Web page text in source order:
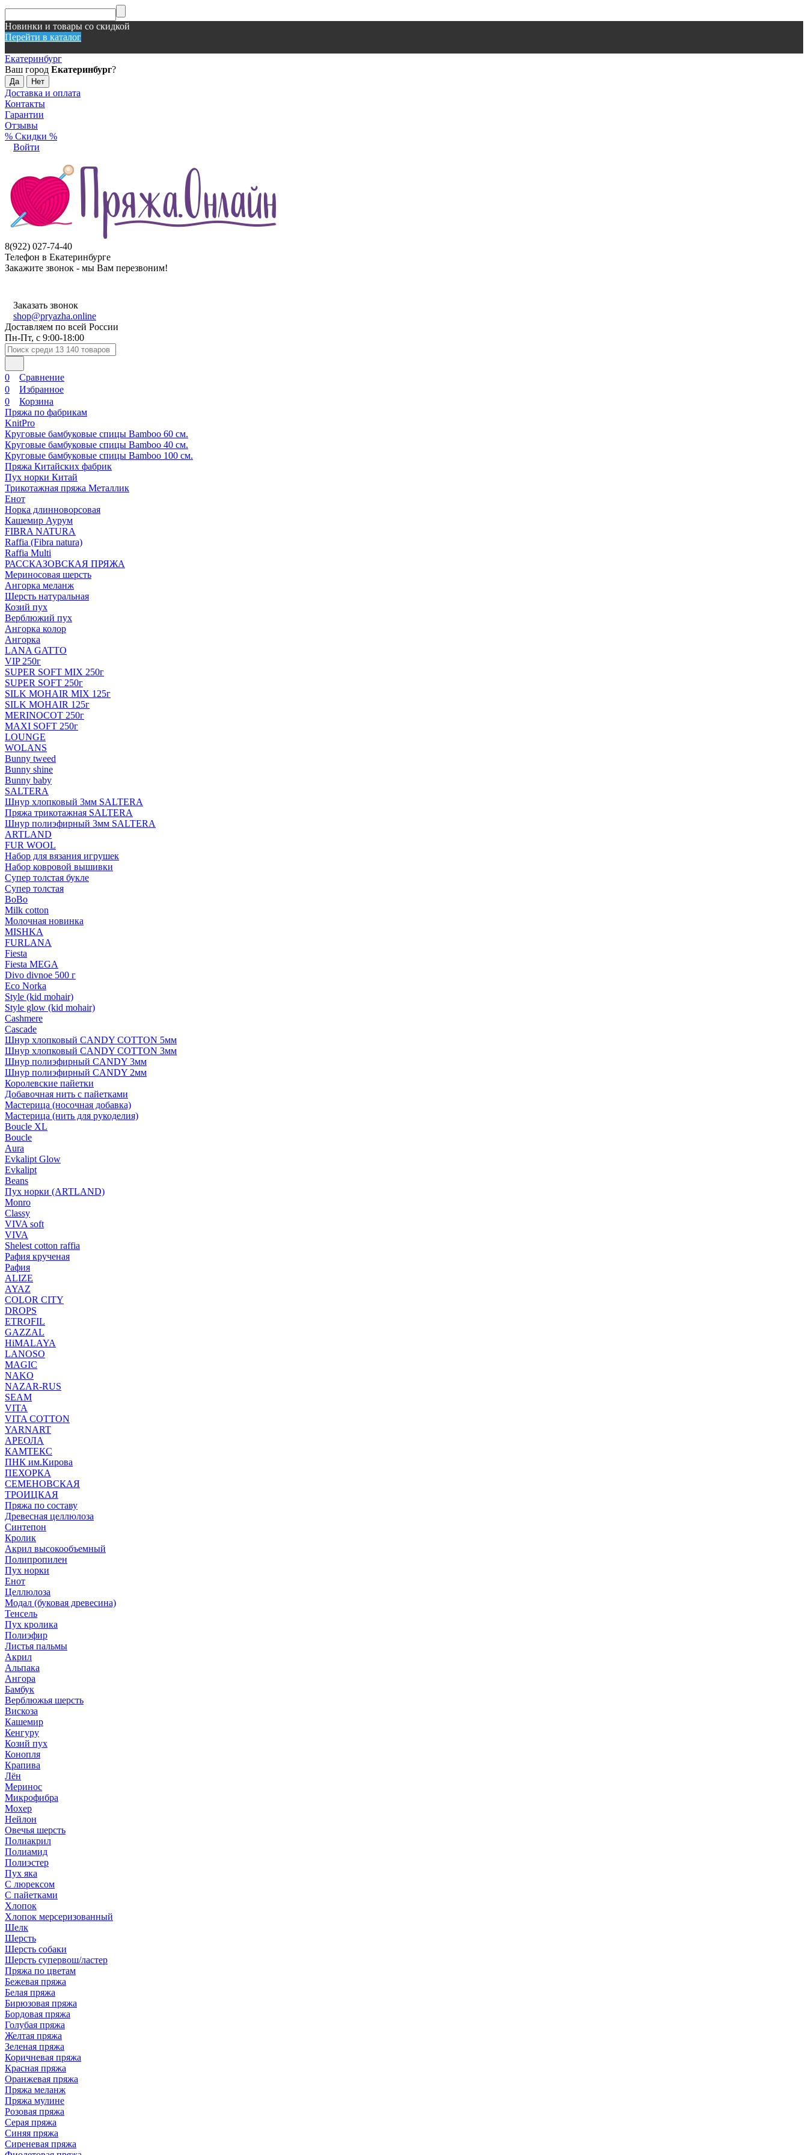
Новинки и товары со скидкой
Перейти в каталог
Екатеринбург
Ваш город Екатеринбург?
Доставка и оплата
Контакты
Гарантии
Отзывы
% Скидки %
Войти
8(922) 027-74-40
Телефон в Екатеринбурге
Закажите звонок - мы Вам перезвоним!
Заказать звонок
shop@pryazha.online
Доставляем по всей России
Пн-Пт, с 9:00-18:00
0
Сравнение
0
Избранное
0
Корзина
Пряжа по фабрикам
KnitPro
Круговые бамбуковые спицы Bamboo 60 см.
Круговые бамбуковые спицы Bamboo 40 см.
Круговые бамбуковые спицы Bamboo 100 см.
Пряжа Китайских фабрик
Пух норки Китай
Трикотажная пряжа Металлик
Енот
Норка длинноворсовая
Кашемир Аурум
FIBRA NATURA
Raffia (Fibra natura)
Raffia Multi
РАССКАЗОВСКАЯ ПРЯЖА
Мериносовая шерсть
Ангорка меланж
Шерсть натуральная
Козий пух
Верблюжий пух
Ангорка колор
Ангорка
LANA GATTO
VIP 250г
SUPER SOFT MIX 250г
SUPER SOFT 250г
SILK MOHAIR MIX 125г
SILK MOHAIR 125г
MERINOCOT 250г
MAXI SOFT 250г
LOUNGE
WOLANS
Bunny tweed
Bunny shine
Bunny baby
SALTERA
Шнур хлопковый 3мм SALTERA
Пряжа трикотажная SALTERA
Шнур полиэфирный 3мм SALTERA
ARTLAND
FUR WOOL
Набор для вязания игрушек
Набор ковровой вышивки
Супер толстая букле
Супер толстая
BoBo
Milk cotton
Молочная новинка
MISHKA
FURLANA
Fiesta
Fiesta MEGA
Divo divnoe 500 г
Eco Norka
Style (kid mohair)
Style glow (kid mohair)
Cashmere
Cascade
Шнур хлопковый CANDY COTTON 5мм
Шнур хлопковый CANDY COTTON 3мм
Шнур полиэфирный CANDY 3мм
Шнур полиэфирный CANDY 2мм
Королевские пайетки
Добавочная нить с пайетками
Мастерица (носочная добавка)
Мастерица (нить для рукоделия)
Boucle XL
Boucle
Aura
Evkalipt Glow
Evkalipt
Beans
Пух норки (ARTLAND)
Monro
Classy
VIVA soft
VIVA
Shelest cotton raffia
Рафия крученая
Рафия
ALIZE
AYAZ
COLOR CITY
DROPS
ETROFIL
GAZZAL
HiMALAYA
LANOSO
MAGIC
NAKO
NAZAR-RUS
SEAM
VITA
VITA COTTON
YARNART
АРЕОЛА
КАМТЕКС
ПНК им.Кирова
ПЕХОРКА
СЕМЕНОВСКАЯ
ТРОИЦКАЯ
Пряжа по составу
Древесная целлюлоза
Синтепон
Кролик
Акрил высокообъемный
Полипропилен
Пух норки
Енот
Целлюлоза
Модал (буковая древесина)
Тенсель
Пух кролика
Полиэфир
Листья пальмы
Акрил
Альпака
Ангора
Бамбук
Верблюжья шерсть
Вискоза
Кашемир
Кенгуру
Козий пух
Конопля
Крапива
Лён
Меринос
Микрофибра
Мохер
Нейлон
Овечья шерсть
Полиакрил
Полиамид
Полиэстер
Пух яка
С люрексом
С пайетками
Хлопок
Хлопок мерсеризованный
Шелк
Шерсть
Шерсть собаки
Шерсть супервош/ластер
Пряжа по цветам
Бежевая пряжа
Белая пряжа
Бирюзовая пряжа
Бордовая пряжа
Голубая пряжа
Желтая пряжа
Зеленая пряжа
Коричневая пряжа
Красная пряжа
Оранжевая пряжа
Пряжа меланж
Пряжа мулине
Розовая пряжа
Серая пряжа
Синяя пряжа
Сиреневая пряжа